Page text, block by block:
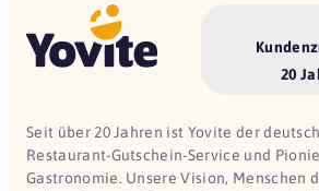
20
Seit über 20 Jahren ist Yovite der
Restaurant-Gutschein-Service und
Gastronomie. Unsere Vision, Menschen